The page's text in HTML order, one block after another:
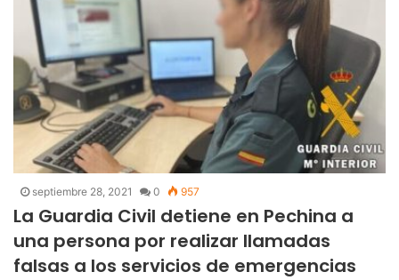
septiembre 28, 2021 0 957
La Guardia Civil detiene en Pechina a
una persona por realizar llamadas
falsas a los servicios de emergencias